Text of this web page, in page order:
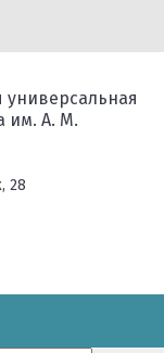
универсальная
им. А. М.
28